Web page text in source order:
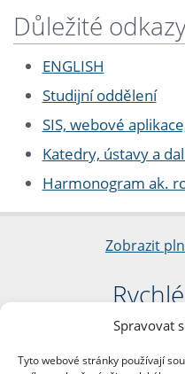
Spravovat
Tyto webové stránky používají
Důležité
ENGLISH
Studijní oddělení
SIS, webové
Katedry, ústavy a
Harmonogram ak.
Zobrazit
nám.